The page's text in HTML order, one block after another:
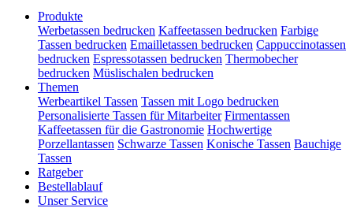
Produkte
Werbetassen bedrucken Kaffeetassen bedrucken Farbige
Tassen bedrucken Emailletassen bedrucken Cappuccinotassen
bedrucken Espressotassen bedrucken Thermobecher
bedrucken Müslischalen bedrucken
Themen
Werbeartikel Tassen Tassen mit Logo bedrucken
Personalisierte Tassen für Mitarbeiter Firmentassen
Kaffeetassen für die Gastronomie Hochwertige
Porzellantassen Schwarze Tassen Konische Tassen Bauchige
Tassen
Ratgeber
Bestellablauf
Unser Service